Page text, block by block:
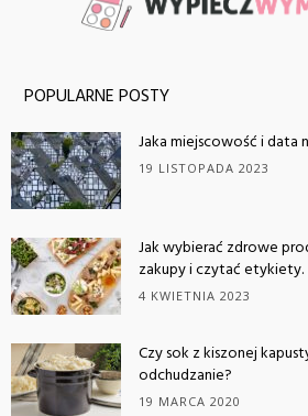
POPULARNE POSTY
Jaka miejscowość i data
19 LISTOPADA 2023
Jak wybierać zdrowe
zakupy i czytać etykiety.
4 KWIETNIA 2023
Czy sok z kiszonej
odchudzanie?
19 MARCA 2020